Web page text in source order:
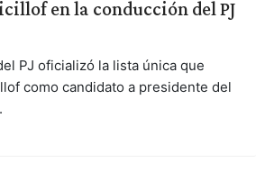
en la conducción del PJ
PJ oficializó la lista única que
como candidato a presidente del